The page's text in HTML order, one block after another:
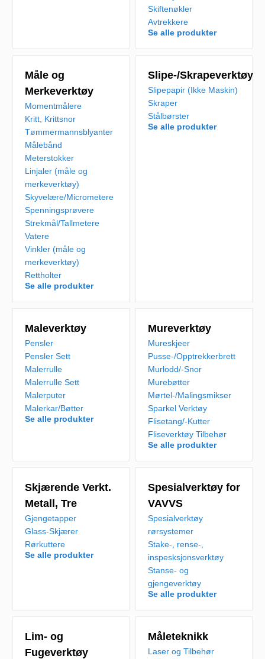
Skiftenøkler
Avtrekkere
Se alle produkter
Måle og
Merkeverktøy
Momentmålere
Kritt, Krittsnor
Tømmermannsblyanter
Målebånd
Meterstokker
Linjaler (måle og
merkeverktøy)
Skyvelære/Micrometere
Spenningsprøvere
Strekmål/Tallmetere
Vatere
Vinkler (måle og
merkeverktøy)
Rettholter
Se alle produkter
Slipe-/Skrapeverktøy
Slipepapir (Ikke Maskin)
Skraper
Stålbørster
Se alle produkter
Maleverktøy
Pensler
Pensler Sett
Malerrulle
Malerrulle Sett
Malerputer
Malerkar/Bøtter
Se alle produkter
Mureverktøy
Mureskjeer
Pusse-/Opptrekkerbrett
Murlodd/-Snor
Murebøtter
Mørtel-/Malingsmikser
Sparkel Verktøy
Flisetang/-Kutter
Fliseverktøy Tilbehør
Se alle produkter
Skjærende Verkt.
Metall, Tre
Gjengetapper
Glass-Skjærer
Rørkuttere
Se alle produkter
Spesialverktøy for
VAVVS
Spesialverktøy
rørsystemer
Stake-, rense-,
inspesksjonsverktøy
Stanse- og
gjengeverktøy
Se alle produkter
Lim- og
Fugeverktøy
Måleteknikk
Laser og Tilbehør